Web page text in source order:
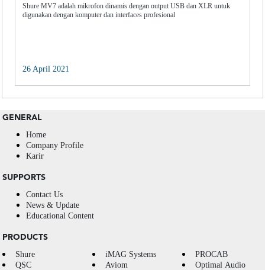
Shure MV7 adalah mikrofon dinamis dengan output USB dan XLR untuk
digunakan dengan komputer dan interfaces profesional
26 April 2021
GENERAL
Home
Company Profile
Karir
SUPPORTS
Contact Us
News & Update
Educational Content
PRODUCTS
Shure
QSC
iMAG Systems
Aviom
PROCAB
Optimal Audio